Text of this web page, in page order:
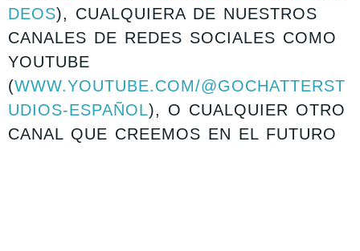
DEOS), CUALQUIERA DE NUESTROS
CANALES DE REDES SOCIALES COMO
YOUTUBE
(WWW.YOUTUBE.COM/@GOCHATTERST
UDIOS-ESPAÑOL), O CUALQUIER OTRO
CANAL QUE CREEMOS EN EL FUTURO